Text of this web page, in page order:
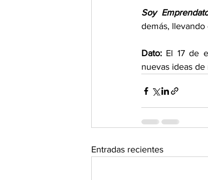
Soy
demás,
Dato: El 17 de
nuevas ideas
Entradas recientes